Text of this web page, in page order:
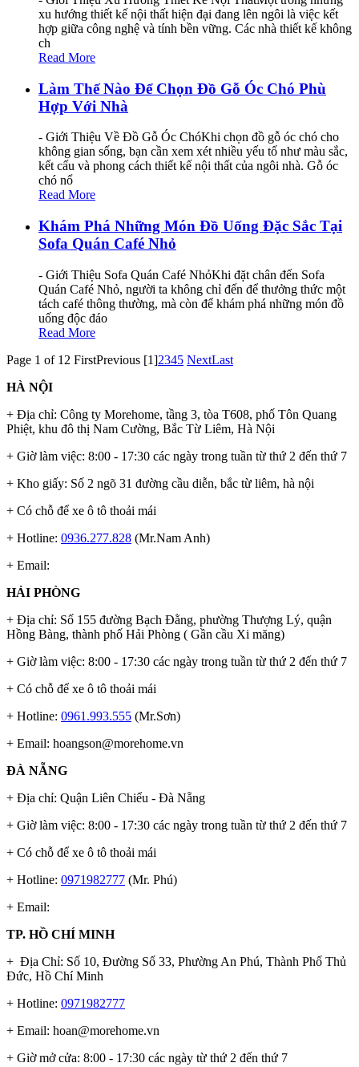
xu hướng thiết kế nội thất hiện đại đang lên ngôi là việc kết
hợp giữa công nghệ và tính bền vững. Các nhà thiết kế không
ch
Read More
Làm Thế Nào Để Chọn Đồ Gỗ Óc Chó Phù
Hợp Với Nhà
- Giới Thiệu Về Đồ Gỗ Óc ChóKhi chọn đồ gỗ óc chó cho
không gian sống, bạn cần xem xét nhiều yếu tố như màu sắc,
kết cấu và phong cách thiết kế nội thất của ngôi nhà. Gỗ óc
chó nổ
Read More
Khám Phá Những Món Đồ Uống Đặc Sắc Tại
Sofa Quán Café Nhỏ
- Giới Thiệu Sofa Quán Café NhỏKhi đặt chân đến Sofa
Quán Café Nhỏ, người ta không chỉ đến để thưởng thức một
tách café thông thường, mà còn để khám phá những món đồ
uống độc đáo
Read More
Page 1 of 12 FirstPrevious [1]2345 NextLast
HÀ NỘI
+ Địa chỉ: Công ty Morehome, tầng 3, tòa T608, phố Tôn Quang
Phiệt, khu đô thị Nam Cường, Bắc Từ Liêm, Hà Nội
+ Giờ làm việc: 8:00 - 17:30 các ngày trong tuần từ thứ 2 đến thứ 7
+ Kho giấy: Số 2 ngõ 31 đường cầu diễn, bắc từ liêm, hà nội
+ Có chỗ để xe ô tô thoải mái
+ Hotline: 0936.277.828 (Mr.Nam Anh)
+ Email:
HẢI PHÒNG
+ Địa chỉ: Số 155 đường Bạch Đằng, phường Thượng Lý, quận
Hồng Bàng, thành phố Hải Phòng ( Gần cầu Xi măng)
+ Giờ làm việc: 8:00 - 17:30 các ngày trong tuần từ thứ 2 đến thứ 7
+ Có chỗ để xe ô tô thoải mái
+ Hotline: 0961.993.555 (Mr.Sơn)
+ Email: hoangson@morehome.vn
ĐÀ NẴNG
+ Địa chỉ: Quận Liên Chiểu - Đà Nẵng
+ Giờ làm việc: 8:00 - 17:30 các ngày trong tuần từ thứ 2 đến thứ 7
+ Có chỗ để xe ô tô thoải mái
+ Hotline: 0971982777 (Mr. Phú)
+ Email:
TP. HỒ CHÍ MINH
+ Địa Chỉ: Số 10, Đường Số 33, Phường An Phú, Thành Phố Thủ
Đức, Hồ Chí Minh
+ Hotline: 0971982777
+ Email: hoan@morehome.vn
+ Giờ mở cửa: 8:00 - 17:30 các ngày từ thứ 2 đến thứ 7